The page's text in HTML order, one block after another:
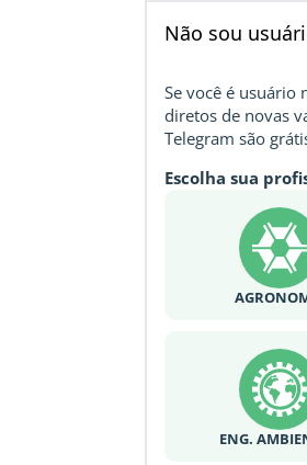
Não sou
Se você é usuário
diretos de novas
Telegram são
Escolha sua
ENG.